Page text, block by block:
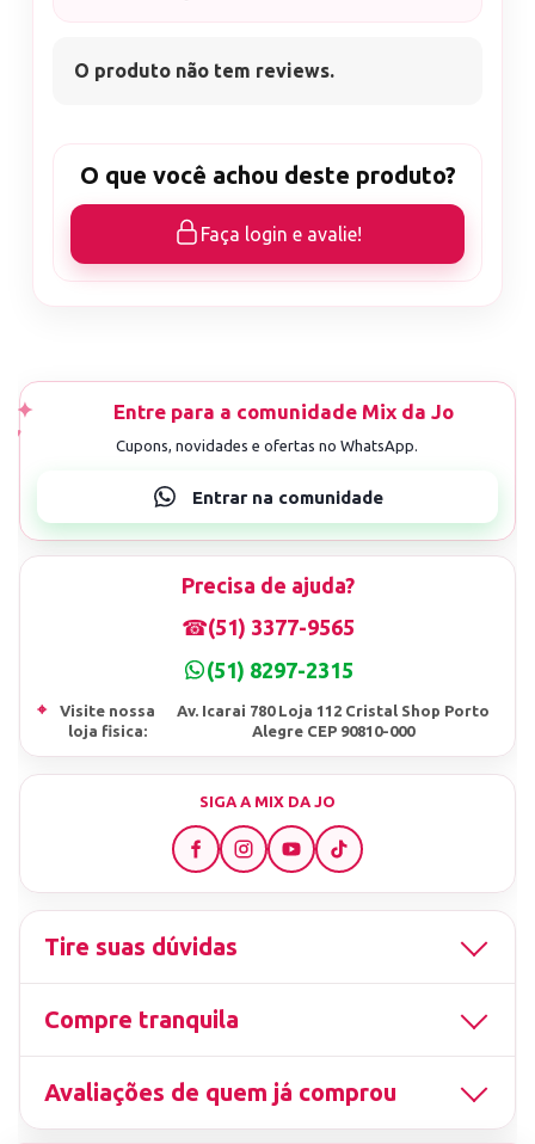
O produto não tem reviews.
O que você achou deste produto?
Faça login e avalie!
Precisa de ajuda?
☎(51) 3377-9565
(51) 8297-2315
⌖
Visite nossa
loja fisica:
Av. Icarai 780 Loja 112 Cristal Shop Porto
Alegre CEP 90810-000
SIGA A MIX DA JO
Tire suas dúvidas
Compre tranquila
Avaliações de quem já comprou